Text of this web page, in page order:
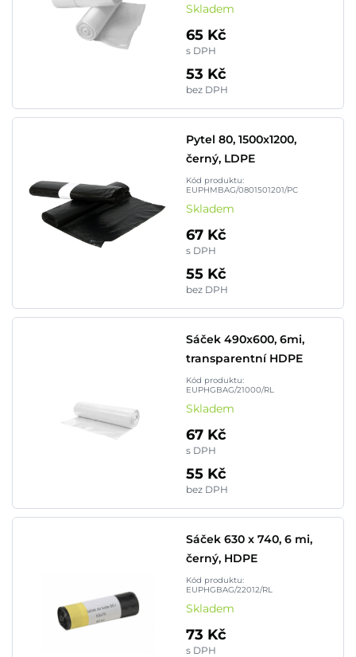
Skladem
65 Kč
s DPH
53 Kč
bez DPH
Pytel 80, 1500x1200,
černý, LDPE
Kód produktu:
EUPHMBAG/0801501201/PC
Skladem
67 Kč
s DPH
55 Kč
bez DPH
Sáček 490x600, 6mi,
transparentní HDPE
Kód produktu:
EUPHGBAG/21000/RL
Skladem
67 Kč
s DPH
55 Kč
bez DPH
Sáček 630 x 740, 6 mi,
černý, HDPE
Kód produktu:
EUPHGBAG/22012/RL
Skladem
73 Kč
s DPH